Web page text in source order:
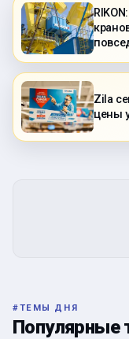
Zila
цены
#ТЕМЫ ДНЯ
Популярные